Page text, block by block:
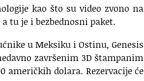
kao što su video zvono na
tu je i bezbednosni paket.
u Meksiku i Ostinu, Genesis
završenim 3D štampanim
američkih dolara. Rezervacije će